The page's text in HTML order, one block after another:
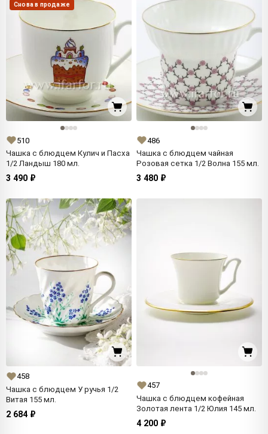
Снова в продаже
510
Чашка с блюдцем Кулич и Пасха
1/2 Ландыш 180 мл.
3 490 ₽
486
Чашка с блюдцем чайная
Розовая сетка 1/2 Волна 155 мл.
3 480 ₽
458
Чашка с блюдцем У ручья 1/2
Витая 155 мл.
2 684 ₽
457
Чашка с блюдцем кофейная
Золотая лента 1/2 Юлия 145 мл.
4 200 ₽